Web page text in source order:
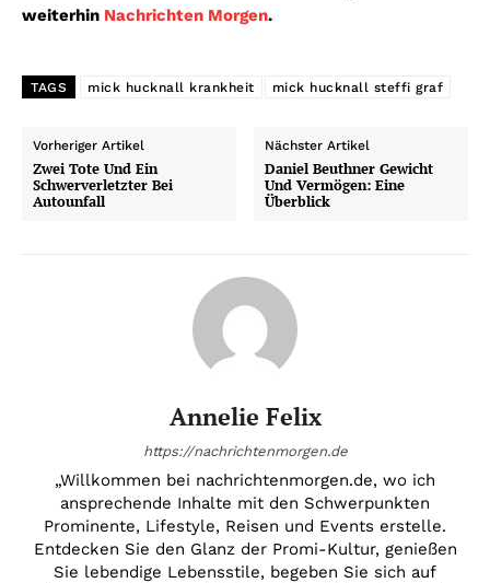
weiterhin Nachrichten Morgen.
TAGS mick hucknall krankheit mick hucknall steffi graf
Vorheriger Artikel
Zwei Tote Und Ein
Schwerverletzter Bei
Autounfall
Nächster Artikel
Daniel Beuthner Gewicht
Und Vermögen: Eine
Überblick
Annelie Felix
https://nachrichtenmorgen.de
„Willkommen bei nachrichtenmorgen.de, wo ich
ansprechende Inhalte mit den Schwerpunkten
Prominente, Lifestyle, Reisen und Events erstelle.
Entdecken Sie den Glanz der Promi-Kultur, genießen
Sie lebendige Lebensstile, begeben Sie sich auf